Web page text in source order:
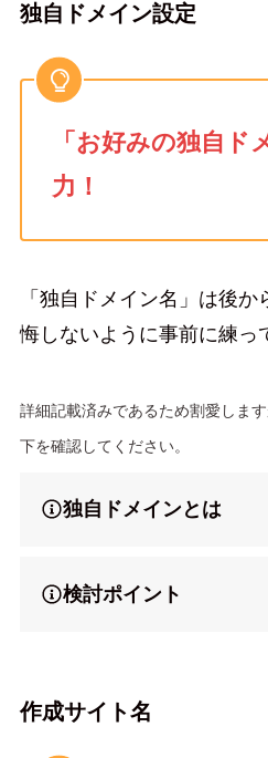
独自ドメイン設定
「お好みの独自ド
力！
「独自ドメイン名」は後
悔しないように事前に練っ
詳細記載済みであるため割愛しま
下を確認してください。
独自ドメインとは
検討ポイント
作成サイト名